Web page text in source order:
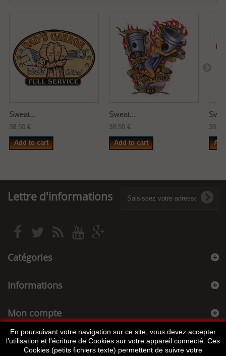
Sweat...
38,50 €
Add to cart
Sweat...
38,50 €
Add to cart
Lettre d'informations
Catégories
Informations
Mon compte
Informations sur votre boutique
En poursuivant votre navigation sur ce site, vous devez accepter
l’utilisation et l'écriture de Cookies sur votre appareil connecté. Ces
Cookies (petits fichiers texte) permettent de suivre votre